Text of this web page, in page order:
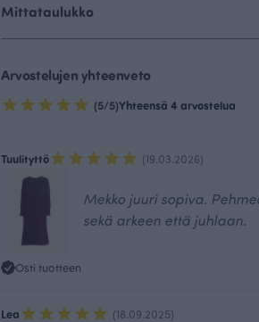
Mittataulukko
Arvostelujen yhteenveto
(5/5)Yhteensä 4 arvostelua
Tuulityttö (19.03.2026)
Mekko juuri sopiva.
sekä arkeen että juhlaan.
Osti tuotteen
Lea (18.09.2025)